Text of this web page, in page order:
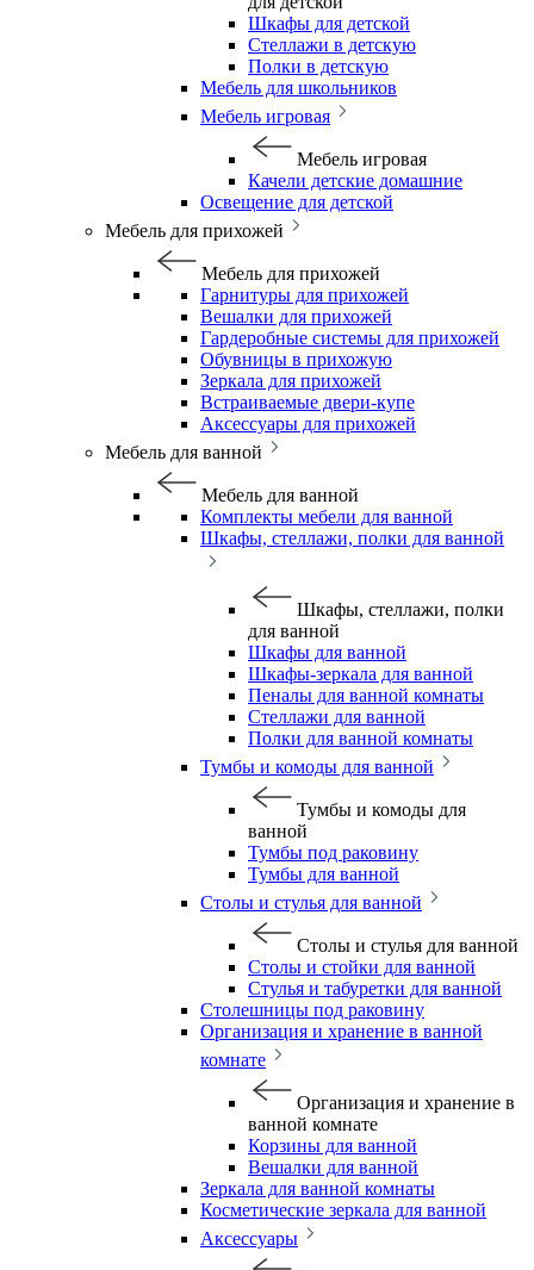
Шкафы для детской
Стеллажи в детскую
Полки в детскую
Мебель для школьников
Мебель игровая
Мебель игровая
Качели детские домашние
Освещение для детской
Мебель для прихожей
Мебель для прихожей
Гарнитуры для прихожей
Вешалки для прихожей
Гардеробные системы для прихожей
Обувницы в прихожую
Зеркала для прихожей
Встраиваемые двери-купе
Аксессуары для прихожей
Мебель для ванной
Мебель для ванной
Комплекты мебели для ванной
Шкафы, стеллажи, полки для ванной
Шкафы, стеллажи, полки
для ванной
Шкафы для ванной
Шкафы-зеркала для ванной
Пеналы для ванной комнаты
Стеллажи для ванной
Полки для ванной комнаты
Тумбы и комоды для ванной
Тумбы и комоды для
ванной
Тумбы под раковину
Тумбы для ванной
Столы и стулья для ванной
Столы и стулья для ванной
Столы и стойки для ванной
Стулья и табуретки для ванной
Столешницы под раковину
Организация и хранение в ванной
комнате
Организация и хранение в
ванной комнате
Корзины для ванной
Вешалки для ванной
Зеркала для ванной комнаты
Косметические зеркала для ванной
Аксессуары